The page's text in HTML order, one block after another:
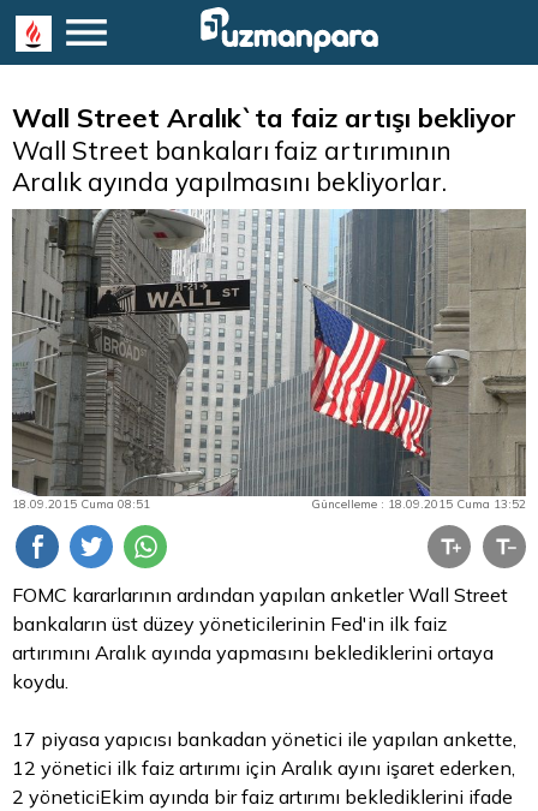
Wall Street Aralık`ta faiz artışı bekliyor
Wall Street bankaları faiz artırımının
Aralık ayında yapılmasını bekliyorlar.
18.09.2015 Cuma 08:51 Güncelleme : 18.09.2015 Cuma 13:52
FOMC kararlarının ardından yapılan anketler Wall Street
bankaların üst düzey yöneticilerinin Fed'in ilk faiz
artırımını Aralık ayında yapmasını beklediklerini ortaya
koydu.
17 piyasa yapıcısı bankadan yönetici ile yapılan ankette,
12 yönetici ilk faiz artırımı için Aralık ayını işaret ederken,
2 yöneticiEkim ayında bir faiz artırımı beklediklerini ifade